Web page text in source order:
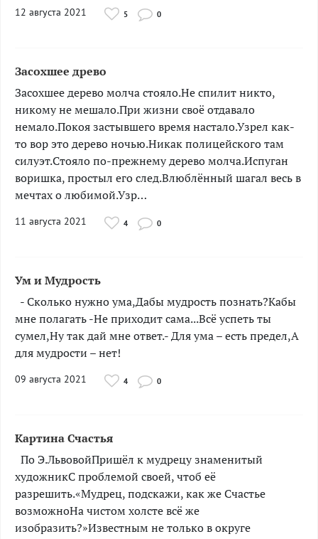
12 августа 2021 5 0
Засохшее древо
­Засохшее дерево молча стояло.Не спилит никто,
никому не мешало.При жизни своё отдавало
немало.Покоя застывшего время настало.Узрел как-
то вор это дерево ночью.Никак полицейского там
силуэт.Стояло по-прежнему дерево молча.Испуган
воришка, простыл его след.Влюблённый шагал весь в
мечтах о любимой.Узр…
11 августа 2021 4 0
Ум и Мудрость
­­­­- Сколько нужно ума,Дабы мудрость познать?Кабы
мне полагать -Не приходит сама...Всё успеть ты
сумел,Ну так дай мне ответ.- Для ума – есть предел,А
для мудрости – нет!
09 августа 2021 4 0
Картина Счастья
­По Э.ЛьвовойПришёл к мудрецу знаменитый
художникС проблемой своей, чтоб её
разрешить.«Мудрец, подскажи, как же Счастье
возможноНа чистом холсте всё же
изобразить?»Известным не только в округе